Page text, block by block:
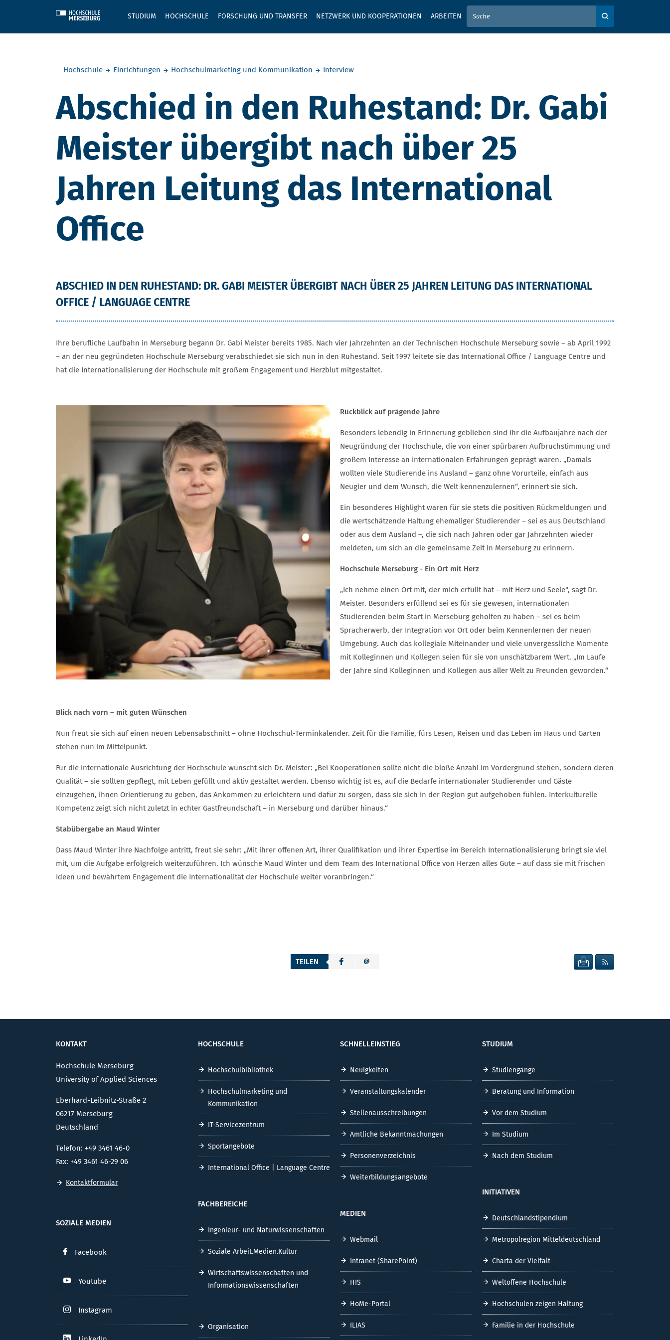
STUDIUM HOCHSCHULE FORSCHUNG UND TRANSFER NETZWERK UND KOOPERATIONEN ARBEITEN
GEBEN SIE HIER IHREN SUCHBEGRIFF EIN
Hochschule
Einrichtungen Hochschulmarketing und Kommunikation Interview
Abschied in den Ruhestand: Dr. Gabi
Meister übergibt nach über 25
Jahren Leitung das International
Office
ABSCHIED IN DEN RUHESTAND: DR. GABI MEISTER ÜBERGIBT NACH ÜBER 25 JAHREN LEITUNG DAS INTERNATIONAL
OFFICE / LANGUAGE CENTRE
Ihre berufliche Laufbahn in Merseburg begann Dr. Gabi Meister bereits 1985. Nach vier Jahrzehnten an der Technischen Hochschule Merseburg sowie – ab April 1992
– an der neu gegründeten Hochschule Merseburg verabschiedet sie sich nun in den Ruhestand. Seit 1997 leitete sie das International Office / Language Centre und
hat die Internationalisierung der Hochschule mit großem Engagement und Herzblut mitgestaltet.
Rückblick auf prägende Jahre
Besonders lebendig in Erinnerung geblieben sind ihr die Aufbaujahre nach der
Neugründung der Hochschule, die von einer spürbaren Aufbruchstimmung und
großem Interesse an internationalen Erfahrungen geprägt waren. „Damals
wollten viele Studierende ins Ausland – ganz ohne Vorurteile, einfach aus
Neugier und dem Wunsch, die Welt kennenzulernen“, erinnert sie sich.
Ein besonderes Highlight waren für sie stets die positiven Rückmeldungen und
die wertschätzende Haltung ehemaliger Studierender – sei es aus Deutschland
oder aus dem Ausland –, die sich nach Jahren oder gar Jahrzehnten wieder
meldeten, um sich an die gemeinsame Zeit in Merseburg zu erinnern.
Hochschule Merseburg - Ein Ort mit Herz
„Ich nehme einen Ort mit, der mich erfüllt hat – mit Herz und Seele“, sagt Dr.
Meister. Besonders erfüllend sei es für sie gewesen, internationalen
Studierenden beim Start in Merseburg geholfen zu haben – sei es beim
Spracherwerb, der Integration vor Ort oder beim Kennenlernen der neuen
Umgebung. Auch das kollegiale Miteinander und viele unvergessliche Momente
mit Kolleginnen und Kollegen seien für sie von unschätzbarem Wert. „Im Laufe
der Jahre sind Kolleginnen und Kollegen aus aller Welt zu Freunden geworden.“
Blick nach vorn – mit guten Wünschen
Nun freut sie sich auf einen neuen Lebensabschnitt – ohne Hochschul-Terminkalender. Zeit für die Familie, fürs Lesen, Reisen und das Leben im Haus und Garten
stehen nun im Mittelpunkt.
Für die internationale Ausrichtung der Hochschule wünscht sich Dr. Meister: „Bei Kooperationen sollte nicht die bloße Anzahl im Vordergrund stehen, sondern deren
Qualität – sie sollten gepflegt, mit Leben gefüllt und aktiv gestaltet werden. Ebenso wichtig ist es, auf die Bedarfe internationaler Studierender und Gäste
einzugehen, ihnen Orientierung zu geben, das Ankommen zu erleichtern und dafür zu sorgen, dass sie sich in der Region gut aufgehoben fühlen. Interkulturelle
Kompetenz zeigt sich nicht zuletzt in echter Gastfreundschaft – in Merseburg und darüber hinaus.“
Stabübergabe an Maud Winter
Dass Maud Winter ihre Nachfolge antritt, freut sie sehr: „Mit ihrer offenen Art, ihrer Qualifikation und ihrer Expertise im Bereich Internationalisierung bringt sie viel
mit, um die Aufgabe erfolgreich weiterzuführen. Ich wünsche Maud Winter und dem Team des International Office von Herzen alles Gute – auf dass sie mit frischen
Ideen und bewährtem Engagement die Internationalität der Hochschule weiter voranbringen.“
TEILEN SEITE DRUCKEN
KONTAKT
Hochschule Merseburg
University of Applied Sciences
Eberhard-Leibnitz-Straße 2
06217 Merseburg
Deutschland
Telefon: +49 3461 46-0
Fax: +49 3461 46-29 06
Kontaktformular
SOZIALE MEDIEN
Facebook
Youtube
Instagram
HOCHSCHULE
Hochschulbibliothek
Hochschulmarketing und
Kommunikation
IT-Servicezentrum
Sportangebote
International Office | Language Centre
FACHBEREICHE
Ingenieur- und Naturwissenschaften
Soziale Arbeit.Medien.Kultur
Wirtschaftswissenschaften und
Informationswissenschaften
Organisation
SCHNELLEINSTIEG
Neuigkeiten
Veranstaltungskalender
Stellenausschreibungen
Amtliche Bekanntmachungen
Personenverzeichnis
Weiterbildungsangebote
MEDIEN
Webmail
Intranet (SharePoint)
HIS
HoMe-Portal
ILIAS
STUDIUM
Studiengänge
Beratung und Information
Vor dem Studium
Im Studium
Nach dem Studium
INITIATIVEN
Deutschlandstipendium
Metropolregion Mitteldeutschland
Charta der Vielfalt
Weltoffene Hochschule
Hochschulen zeigen Haltung
Familie in der Hochschule